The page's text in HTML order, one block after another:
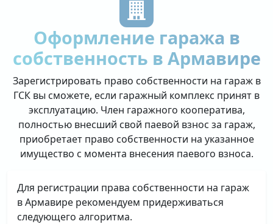
Оформление гаража в
собственность в Армавире
Зарегистрировать право собственности на гараж в
ГСК вы сможете, если гаражный комплекс принят в
эксплуатацию. Член гаражного кооператива,
полностью внесший свой паевой взнос за гараж,
приобретает право собственности на указанное
имущество с момента внесения паевого взноса.
Для регистрации права собственности на гараж
в Армавире рекомендуем придерживаться
следующего алгоритма.